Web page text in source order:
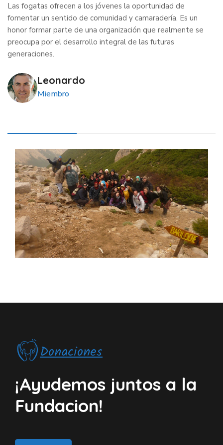
Las fogatas ofrecen a los jóvenes la oportunidad de
fomentar un sentido de comunidad y camaradería. Es un
honor formar parte de una organización que realmente se
preocupa por el desarrollo integral de las futuras
generaciones.
Leonardo
Miembro
Donaciones
¡Ayudemos juntos a la
Fundacion!